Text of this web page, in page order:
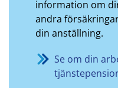
information om
andra
din anställning.
Se om din